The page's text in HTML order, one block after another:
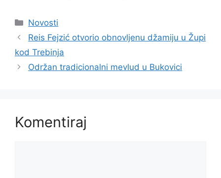
Kategorije
Novosti
Reis Fejzić otvorio obnovljenu džamiju u Župi
kod Trebinja
Održan tradicionalni mevlud u Bukovici
Komentiraj